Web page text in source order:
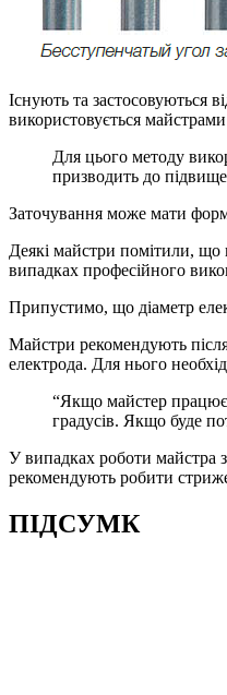
Існують та застосовуються
використовується
Для цього методу
призводить до
Заточування може мати
Деякі майстри помітили, що
випадках професійного
Припустимо, що діаметр
Майстри рекомендують
електрода. Для нього
“Якщо майстер працює
градусів. Якщо буде
У випадках роботи майстра
рекомендують робити
ПІДСУМК